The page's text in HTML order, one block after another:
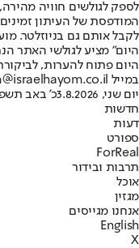
לספק לגולשים חוויה
המודפסת של העיתון
לקבל אותם גם בניוזלטר.
היום" מציע לגולשי האתר
היום פתוח להערות,
במייל hayom@israelhayom.co.il.
יום שני, 3.8.2026
כ' באב
חדשות
דעות
ספורט
ForReal
תרבות ובידור
אוכל
מגזין
אנחנו מגייסים
English
X